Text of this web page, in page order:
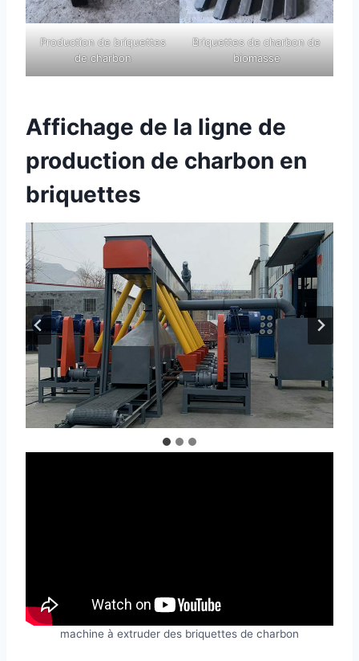
Production de briquettes
de charbon
Briquettes de charbon de
biomasse
Affichage de la ligne de
production de charbon en
briquettes
machine à extruder des briquettes de charbon